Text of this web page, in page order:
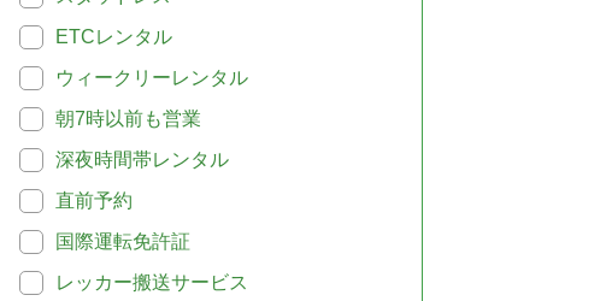
ETCレンタル
ウィークリーレンタル
朝7時以前も営業
深夜時間帯レンタル
直前予約
国際運転免許証
レッカー搬送サービス